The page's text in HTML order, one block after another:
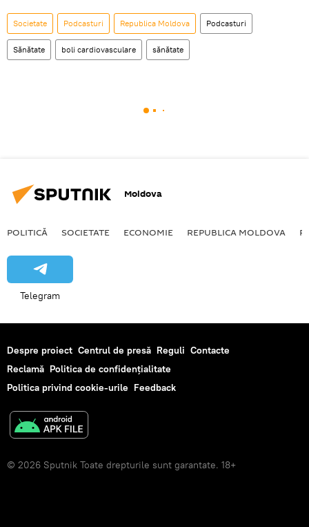
Societate Podcasturi Republica Moldova Podcasturi
Sănătate boli cardiovasculare sănătate
Moldova
POLITICĂ SOCIETATE ECONOMIE REPUBLICA MOLDOVA
Telegram
Despre proiect Centrul de presă Reguli Contacte
Reclamă Politica de confidențialitate
Politica privind cookie-urile Feedback
© 2026 Sputnik Toate drepturile sunt garantate. 18+